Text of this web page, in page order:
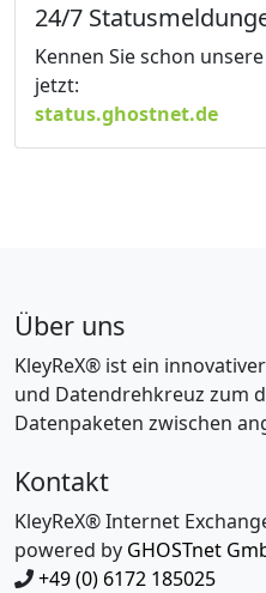
24/7
Kennen Sie schon
jetzt:
status.ghostnet.de
Über uns
KleyReX® ist ein
und Datendrehkreuz zum
Datenpaketen zwischen
Kontakt
KleyReX® Internet
powered by GHOSTnet
+49 (0) 6172 185025